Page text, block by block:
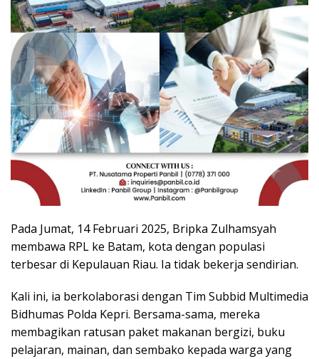
Pada Jumat, 14 Februari 2025, Bripka Zulhamsyah
membawa RPL ke Batam, kota dengan populasi
terbesar di Kepulauan Riau. Ia tidak bekerja sendirian.
Kali ini, ia berkolaborasi dengan Tim Subbid Multimedia
Bidhumas Polda Kepri. Bersama-sama, mereka
membagikan ratusan paket makanan bergizi, buku
pelajaran, mainan, dan sembako kepada warga yang